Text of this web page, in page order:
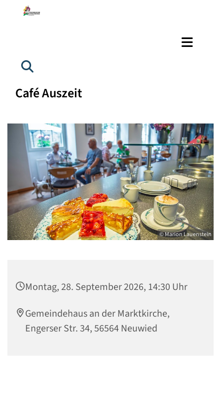
Café Auszeit
© Marion Lauenstein
Montag, 28. September 2026, 14:30 Uhr
Gemeindehaus an der Marktkirche,
Engerser Str. 34, 56564 Neuwied